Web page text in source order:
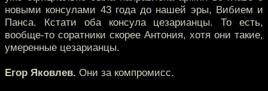
новыми консулами 43 года до нашей эры, Вибием и
Панса. Кстати оба консула цезарианцы. То есть,
вообще-то соратники скорее Антония, хотя они такие,
умеренные цезарианцы.
Егор Яковлев. Они за компромисс.